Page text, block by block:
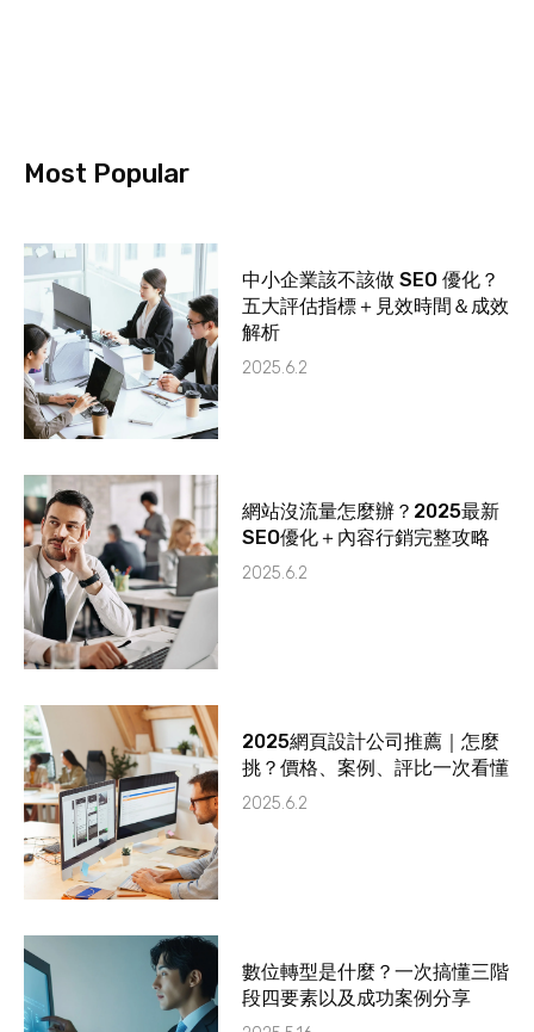
Most Popular
中小企業該不該做 SEO 優化？
五大評估指標＋見效時間＆成效
解析
2025.6.2
網站沒流量怎麼辦？2025最新
SEO優化＋內容行銷完整攻略
2025.6.2
2025網頁設計公司推薦｜怎麼
挑？價格、案例、評比一次看懂
2025.6.2
數位轉型是什麼？一次搞懂三階
段四要素以及成功案例分享